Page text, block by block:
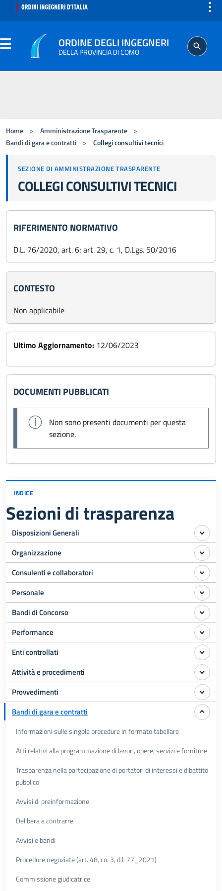
⋮
ORDINE DEGLI INGEGNERI
DELLA PROVINCIA DI COMO
ISCRITTO
PROFESSIONE
Home > Amministrazione Trasparente
>
Bandi di gara e contratti
> Collegi consultivi tecnici
SEZIONE DI AMMINISTRAZIONE TRASPARENTE
COLLEGI CONSULTIVI TECNICI
RIFERIMENTO NORMATIVO
D.L. 76/2020, art. 6; art. 29, c. 1, D.Lgs. 50/2016
CONTESTO
Non applicabile
Ultimo Aggiornamento: 12/06/2023
DOCUMENTI PUBBLICATI
Non sono presenti documenti per questa
sezione.
INDICE
Sezioni di trasparenza
Disposizioni Generali
Organizzazione
Consulenti e collaboratori
Personale
Bandi di Concorso
Performance
Enti controllati
Attività e procedimenti
Provvedimenti
Bandi di gara e contratti
Informazioni sulle singole procedure in formato tabellare
Atti relativi alla programmazione di lavori, opere, servizi e forniture
Trasparenza nella partecipazione di portatori di interessi e dibattito
pubblico
Avvisi di preinformazione
Delibera a contrarre
Avvisi e bandi
Procedure negoziate (art. 48, co. 3, d.l. 77_2021)
Commissione giudicatrice